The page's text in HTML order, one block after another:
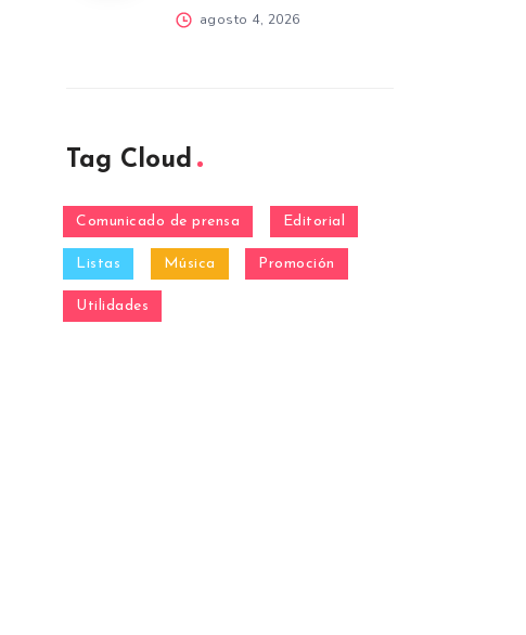
agosto 4, 2026
Tag Cloud
Comunicado de prensa Editorial
Listas Música Promoción
Utilidades